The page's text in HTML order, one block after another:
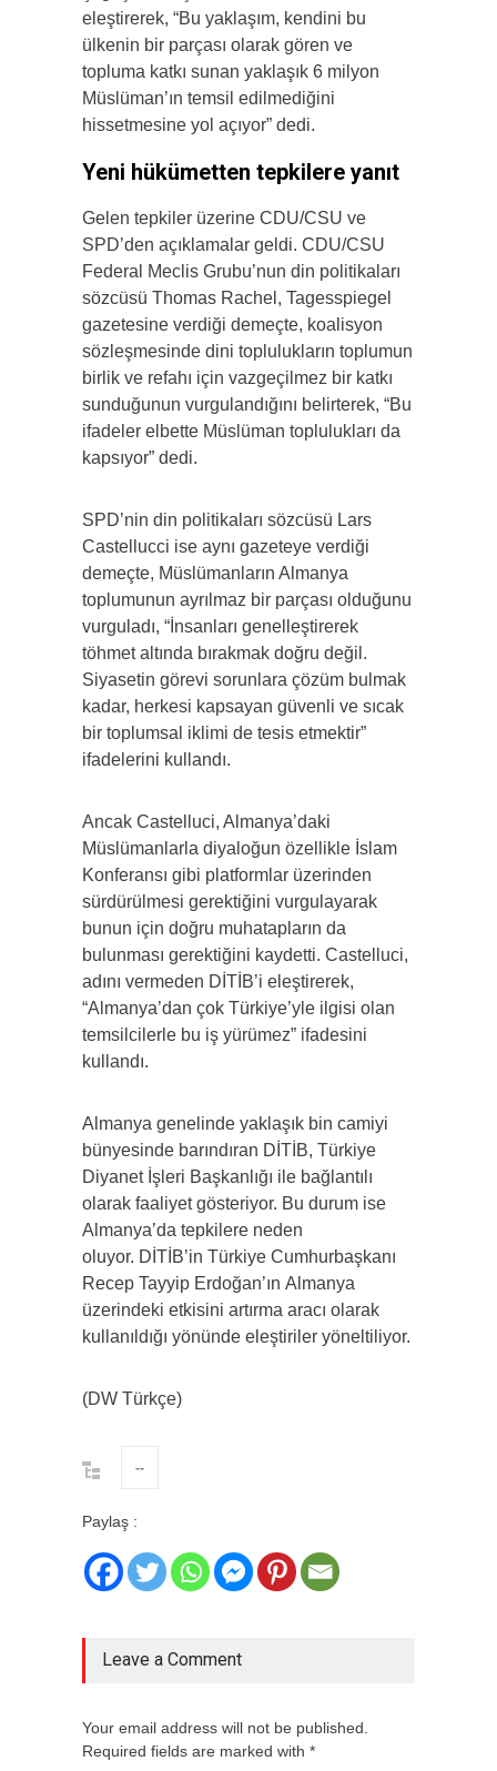
eleştirerek, “Bu yaklaşım, kendini bu
ülkenin bir parçası olarak gören ve
topluma katkı sunan yaklaşık 6 milyon
Müslüman’ın temsil edilmediğini
hissetmesine yol açıyor” dedi.
Yeni hükümetten tepkilere yanıt
Gelen tepkiler üzerine CDU/CSU ve
SPD’den açıklamalar geldi. CDU/CSU
Federal Meclis Grubu’nun din politikaları
sözcüsü Thomas Rachel, Tagesspiegel
gazetesine verdiği demeçte, koalisyon
sözleşmesinde dini toplulukların toplumun
birlik ve refahı için vazgeçilmez bir katkı
sunduğunun vurgulandığını belirterek, “Bu
ifadeler elbette Müslüman toplulukları da
kapsıyor” dedi.
SPD’nin din politikaları sözcüsü Lars
Castellucci ise aynı gazeteye verdiği
demeçte, Müslümanların Almanya
toplumunun ayrılmaz bir parçası olduğunu
vurguladı, “İnsanları genelleştirerek
töhmet altında bırakmak doğru değil.
Siyasetin görevi sorunlara çözüm bulmak
kadar, herkesi kapsayan güvenli ve sıcak
bir toplumsal iklimi de tesis etmektir”
ifadelerini kullandı.
Ancak Castelluci, Almanya’daki
Müslümanlarla diyaloğun özellikle İslam
Konferansı gibi platformlar üzerinden
sürdürülmesi gerektiğini vurgulayarak
bunun için doğru muhatapların da
bulunması gerektiğini kaydetti. Castelluci,
adını vermeden DİTİB’i eleştirerek,
“Almanya’dan çok Türkiye’yle ilgisi olan
temsilcilerle bu iş yürümez” ifadesini
kullandı.
Almanya genelinde yaklaşık bin camiyi
bünyesinde barındıran DİTİB, Türkiye
Diyanet İşleri Başkanlığı ile bağlantılı
olarak faaliyet gösteriyor. Bu durum ise
Almanya’da tepkilere neden
oluyor. DİTİB’in Türkiye Cumhurbaşkanı
Recep Tayyip Erdoğan’ın Almanya
üzerindeki etkisini artırma aracı olarak
kullanıldığı yönünde eleştiriler yöneltiliyor.
(DW Türkçe)
--
Paylaş :
Leave a Comment
Your email address will not be published.
Required fields are marked with *